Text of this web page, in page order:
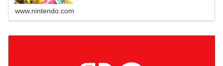
www.nintendo.com